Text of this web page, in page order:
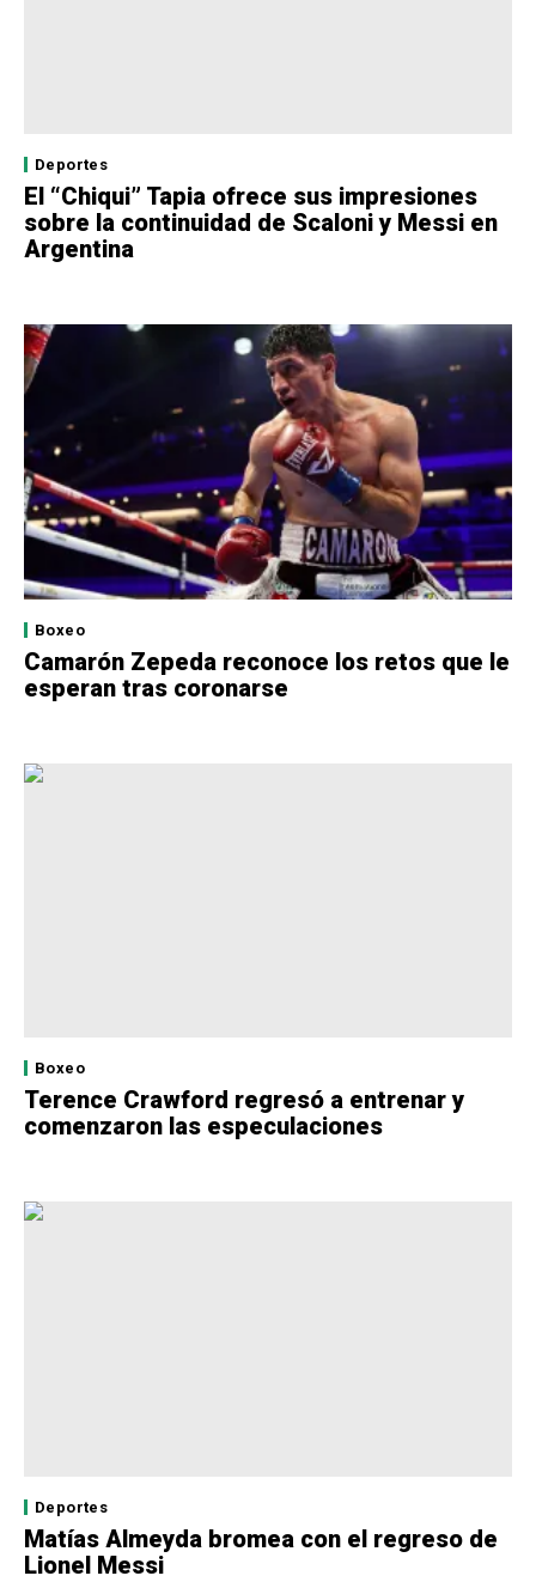
Deportes
El “Chiqui” Tapia ofrece sus impresiones
sobre la continuidad de Scaloni y Messi en
Argentina
Boxeo
Camarón Zepeda reconoce los retos que le
esperan tras coronarse
Boxeo
Terence Crawford regresó a entrenar y
comenzaron las especulaciones
Deportes
Matías Almeyda bromea con el regreso de
Lionel Messi